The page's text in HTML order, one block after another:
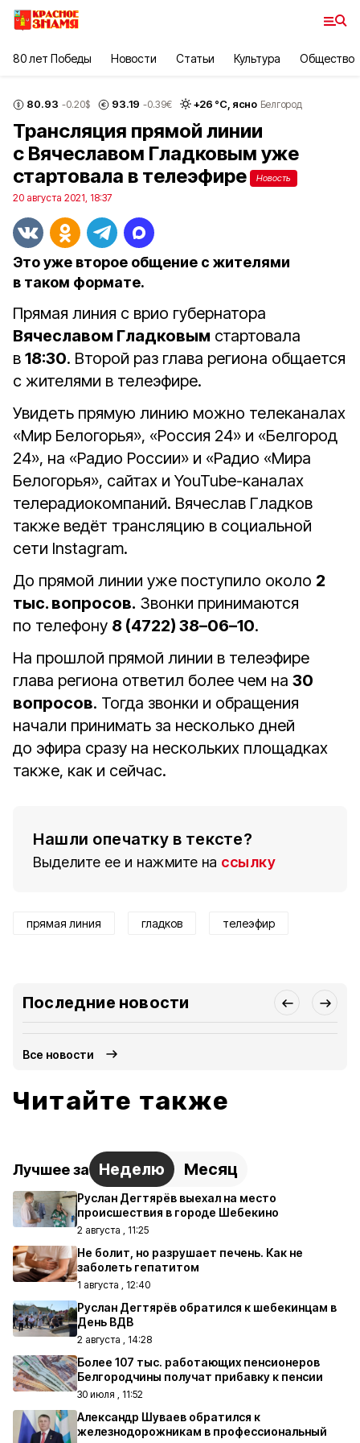
80 лет Победы Новости Статьи Культура Общество
80.93 -0.20$ 93.19 -0.39€ +26 °С, ясно Белгород
Трансляция прямой линии
с Вячеславом Гладковым уже
стартовала в телеэфире
Новость
20 августа 2021, 18:37
Это уже второе общение с жителями
в таком формате.
Прямая линия с врио губернатора
Вячеславом Гладковым стартовала
в 18:30. Второй раз глава региона общается
с жителями в телеэфире.
Увидеть прямую линию можно телеканалах
«Мир Белогорья», «Россия 24» и «Белгород
24», на «Радио России» и «Радио «Мира
Белогорья», сайтах и YouTube-каналах
телерадиокомпаний. Вячеслав Гладков
также ведёт трансляцию в социальной
сети Instagram.
До прямой линии уже поступило около 2
тыс. вопросов. Звонки принимаются
по телефону 8 (4722) 38–06–10.
На прошлой прямой линии в телеэфире
глава региона ответил более чем на 30
вопросов. Тогда звонки и обращения
начали принимать за несколько дней
до эфира сразу на нескольких площадках
также, как и сейчас.
Нашли опечатку в тексте?
Выделите ее и нажмите на ссылку
прямая линия гладков телеэфир
Последние новости
Все новости
Читайте также
Лучшее за Неделю Месяц
Руслан Дегтярёв выехал на место
происшествия в городе Шебекино
2 августа , 11:25
Не болит, но разрушает печень. Как не
заболеть гепатитом
1 августа , 12:40
Руслан Дегтярёв обратился к шебекинцам в
День ВДВ
2 августа , 14:28
Более 107 тыс. работающих пенсионеров
Белгородчины получат прибавку к пенсии
30 июля , 11:52
Александр Шуваев обратился к
железнодорожникам в профессиональный